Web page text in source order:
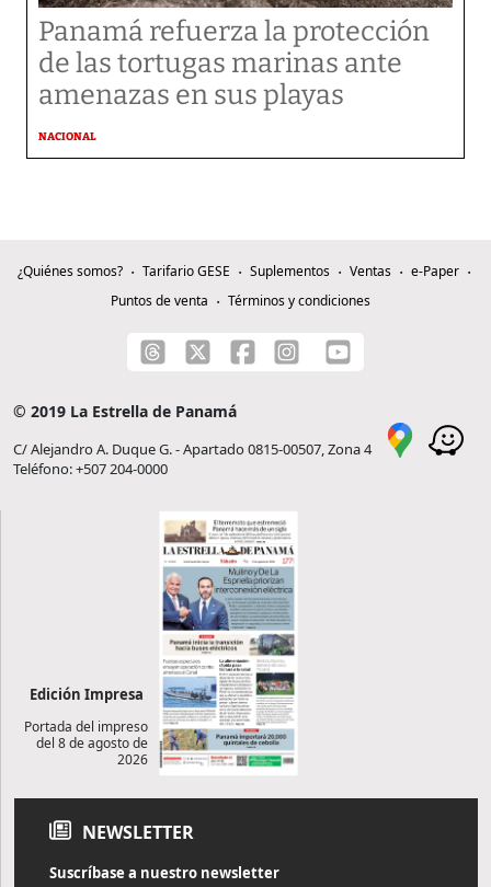
Panamá refuerza la protección
de las tortugas marinas ante
amenazas en sus playas
NACIONAL
¿Quiénes somos? Tarifario GESE Suplementos Ventas
e-Paper
Puntos de venta
Términos y condiciones
© 2019 La Estrella de Panamá
C/ Alejandro A. Duque G. - Apartado 0815-00507, Zona 4
Teléfono: +507 204-0000
Edición Impresa
Portada del impreso
del 8 de agosto de
2026
NEWSLETTER
Suscríbase a nuestro newsletter